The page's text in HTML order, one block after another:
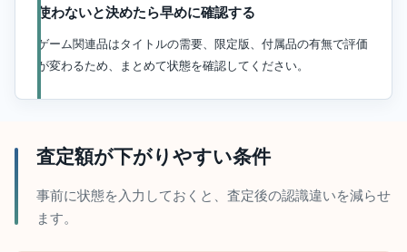
使わないと決めたら早めに確認する
ゲーム関連品はタイトルの需要、限定版、付属品の有無で評価
が変わるため、まとめて状態を確認してください。
査定額が下がりやすい条件
事前に状態を入力しておくと、査定後の認識違いを減らせ
ます。